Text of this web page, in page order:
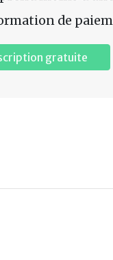
de
gratuite